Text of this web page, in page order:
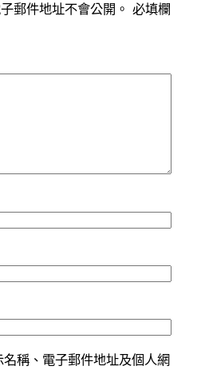
郵件地址不會公開。 必填欄
稱、電子郵件地址及個人網